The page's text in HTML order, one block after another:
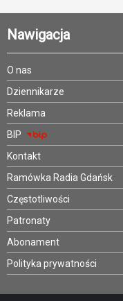
Nawigacja
O nas
Dziennikarze
Reklama
BIP
Kontakt
Ramówka Radia Gdańsk
Częstotliwości
Patronaty
Abonament
Polityka prywatności